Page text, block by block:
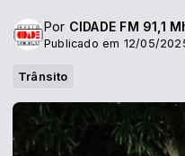
Por CIDADE FM 91,1
Publicado em 12/05/
Trânsito